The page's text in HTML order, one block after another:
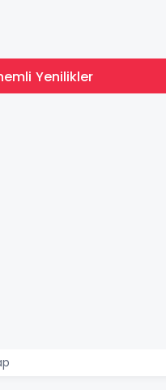
Yenilikler